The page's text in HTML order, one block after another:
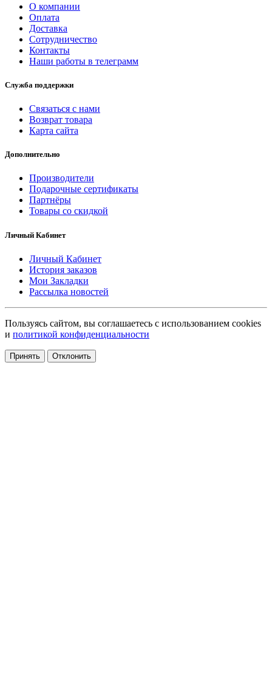
О компании
Оплата
Доставка
Сотрудничество
Контакты
Наши работы в телеграмм
Служба поддержки
Связаться с нами
Возврат товара
Карта сайта
Дополнительно
Производители
Подарочные сертификаты
Партнёры
Товары со скидкой
Личный Кабинет
Личный Кабинет
История заказов
Мои Закладки
Рассылка новостей
Пользуясь сайтом, вы соглашаетесь с использованием cookies
и политикой конфиденциальности
Принять Отклонить